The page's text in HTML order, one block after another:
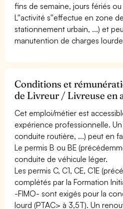
fins de semaine, jours fériés
L''activité s''effectue en zone
stationnement urbain, ...) et
manutention de charges
Conditions et
de Livreur / Livreuse en
Cet emploi/métier est
expérience professionnelle. Un
conduite routière, ...) peut en
Le permis B ou BE
conduite de véhicule léger.
Les permis C, C1, CE, C1E
complétés par la Formation
-FIMO- sont exigés pour la
lourd (PTAC> à 3,5T). Un